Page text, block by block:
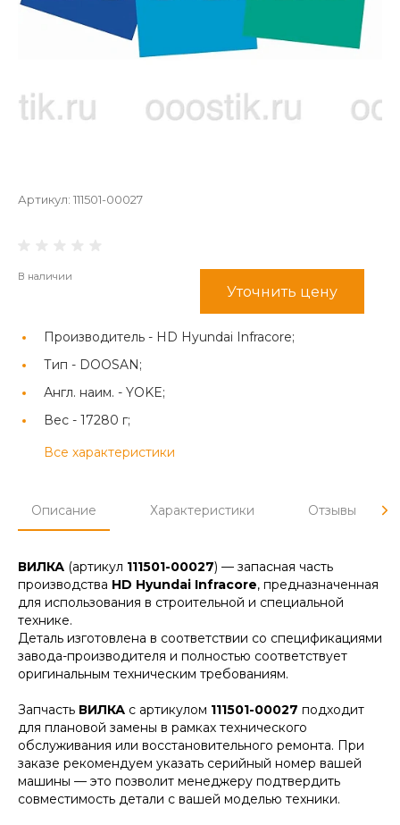
Артикул: 111501-00027
В наличии
Уточнить цену
Производитель - HD Hyundai Infracore;
Тип - DOOSAN;
Англ. наим. - YOKE;
Вес - 17280 г;
Все характеристики
Описание Характеристики Отзывы
ВИЛКА (артикул 111501-00027) — запасная часть
производства HD Hyundai Infracore, предназначенная
для использования в строительной и специальной
технике.
Деталь изготовлена в соответствии со спецификациями
завода-производителя и полностью соответствует
оригинальным техническим требованиям.
Запчасть ВИЛКА с артикулом 111501-00027 подходит
для плановой замены в рамках технического
обслуживания или восстановительного ремонта. При
заказе рекомендуем указать серийный номер вашей
машины — это позволит менеджеру подтвердить
совместимость детали с вашей моделью техники.